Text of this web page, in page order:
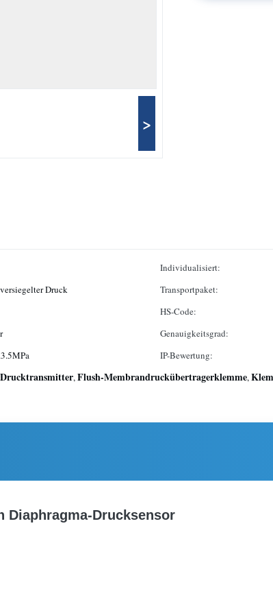
>
Individualisiert:
Druck Transportpaket:
HS-Code:
Genauigkeitsgrad:
IP-Bewertung:
,Flush-Membrandruckübertragerklemme,
Diaphragma-Drucksensor